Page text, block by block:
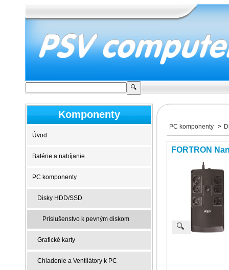
Komponenty
Úvod
Batérie a nabíjanie
PC komponenty
Disky HDD/SSD
Príslušenstvo k pevným diskom
Grafické karty
Chladenie a Ventilátory k PC
PC komponenty >
FORTRON
🔍